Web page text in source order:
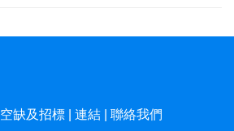
空缺及招標 連結 聯絡我們